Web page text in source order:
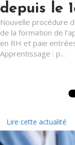
depuis le
Nouvelle procédure
de la formation de
en RH et paie
Apprentissage : p...
Lire cette actualité